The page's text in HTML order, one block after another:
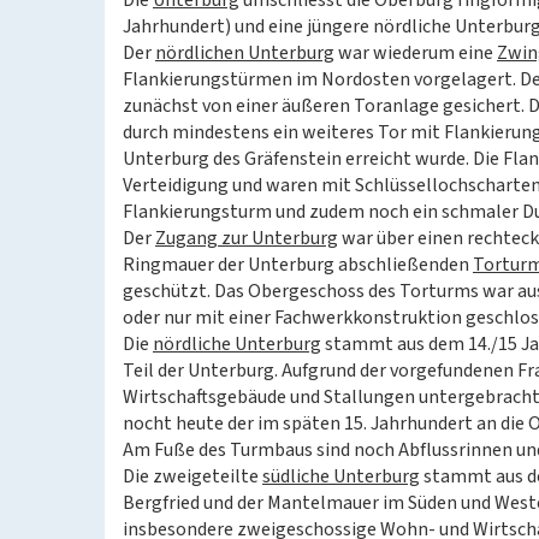
Jahrhundert) und eine jüngere nördliche
Dernördlichen Unterburgwar wiederum eine
Flankierungstürmen im Nordosten vorgelagert.
zunächst von einer äußeren Toranlage gesichert.
durch mindestens ein weiteres Tor mit
Unterburg des Gräfenstein erreicht wurde. Die
Verteidigung und waren mit
Flankierungsturm und zudem noch ein schmaler
DerZugang zur Unterburgwar über einen
Ringmauer der Unterburg abschließenden
geschützt. Das Obergeschoss des Torturms war
oder nur mit einer Fachwerkkonstruktion
Die nördliche Unterburgstammt aus dem 14./15
Teil der Unterburg. Aufgrund der vorgefundenen
Wirtschaftsgebäude und Stallungen
nocht heute der im späten 15. Jahrhundert an
Am Fuße des Turmbaus sind noch Abflussrinnen
Die zweigeteiltesüdliche Unterburgstammt aus
Bergfried und der Mantelmauer im Süden und
insbesondere zweigeschossige Wohn- und